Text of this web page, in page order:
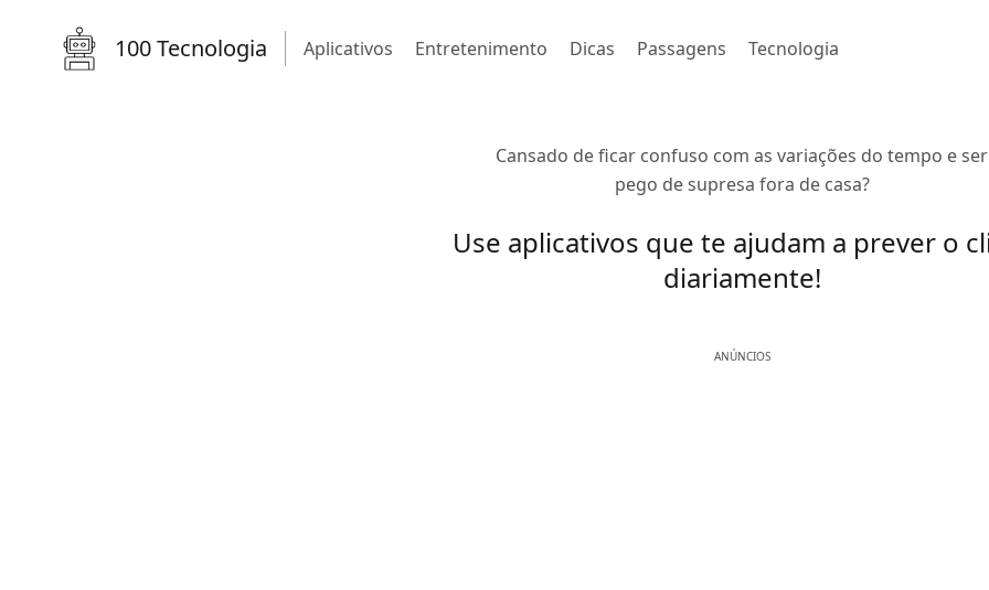
100 Tecnologia Aplicativos Entretenimento Dicas Passagens Tecnologia
Cansado de ficar confuso com as variações do tempo e ser
pego de supresa fora de casa?
Use aplicativos que te ajudam a prever o
diariamente!
ANÚNCIOS